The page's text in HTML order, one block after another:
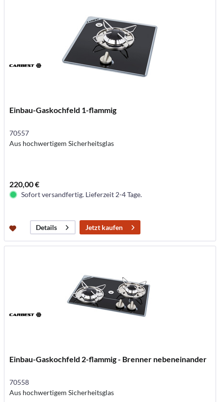
Einbau-Gaskochfeld 1-flammig
70557
Aus hochwertigem Sicherheitsglas
220,00 €
Sofort versandfertig. Lieferzeit 2-4 Tage.
Details Jetzt kaufen
Einbau-Gaskochfeld 2-flammig - Brenner nebeneinander
70558
Aus hochwertigem Sicherheitsglas